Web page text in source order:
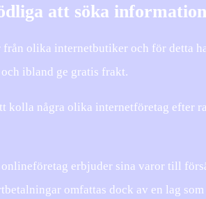
att söka
olika internetbutiker och för detta
ibland ge gratis frakt.
några olika internetföretag efter
onlineföretag erbjuder sina varor till
omfattas dock av en lag